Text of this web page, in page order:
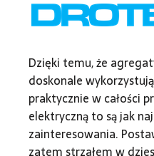
Dzięki temu, że
doskonale
praktycznie w całości
elektryczną to są jak
zainteresowania.
zatem strzałem w